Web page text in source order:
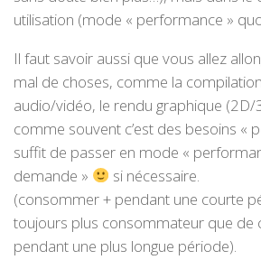
utilisation (mode « performance »
Il faut savoir aussi que vous allez
mal de choses, comme la
audio/vidéo, le rendu graphique (2D/
comme souvent c’est des besoins «
suffit de passer en mode «
demande »
si nécessaire.
(consommer + pendant une courte
toujours plus consommateur que de
pendant une plus longue période).